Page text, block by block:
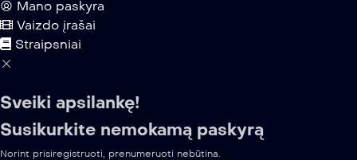
Mano paskyra
Vaizdo įrašai
Straipsniai
Sveiki apsilankę!
Susikurkite nemokamą paskyrą
Norint prisiregistruoti, prenumeruoti nebūtina.